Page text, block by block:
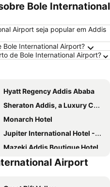
Bole International
Airport seja popular em Addis
International Airport?
de Bole International Airport?
Hyatt Regency Addis Ababa
Sheraton Addis, a Luxury Collection Hotel, Addis Ababa
Monarch Hotel
Jupiter International Hotel - Cazanchis
Mazeki Addis Boutique Hotel
Ramada by Wyndham Addis Ababa
Airport